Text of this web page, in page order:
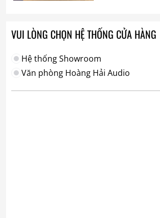
VUI LÒNG CHỌN HỆ THỐNG CỬA HÀNG
Hệ thống Showroom
Văn phòng Hoàng Hải Audio